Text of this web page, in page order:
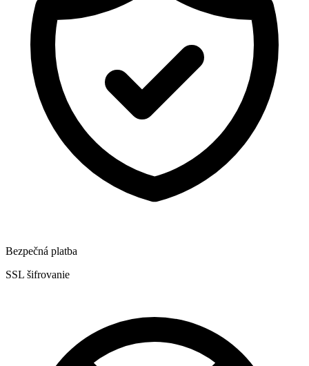
Bezpečná platba
SSL šifrovanie